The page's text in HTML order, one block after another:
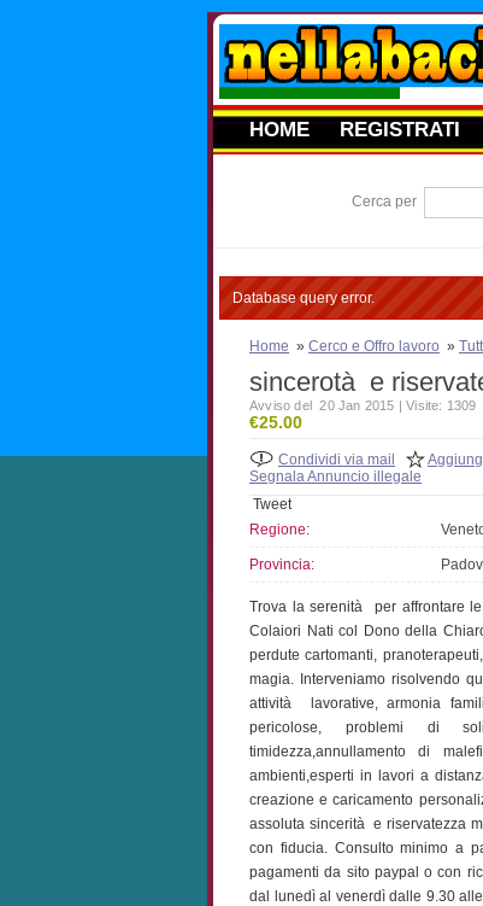
HOME REGISTRATI
Cerca per
Database query error.
Home » Cerco e Offro lavoro »
sincerotà e
Avviso del 20 Jan 2015 | Visite: 1309
€25.00
Condividi via mail
Segnala Annuncio illegale
Tweet
Regione:
Provincia:
Trova la serenità per affrontare
Colaiori Nati col Dono della
perdute cartomanti,
magia. Interveniamo risolvendo
attività lavorative, armonia
pericolose, problemi di
timidezza,annullamento di
ambienti,esperti in lavori a
creazione e caricamento
assoluta sincerità e riservatezza
con fiducia. Consulto minimo a
pagamenti da sito paypal o con
dal lunedì al venerdì dalle 9.30